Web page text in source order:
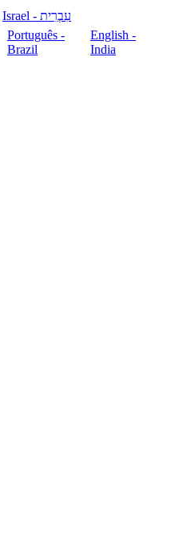
עִבְרִית - Israel
Português -
Brazil
English -
India